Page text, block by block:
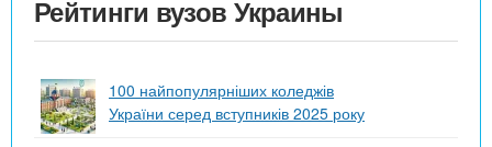
Рейтинги вузов Украины
100 найпопулярніших коледжів
України серед вступників 2025 року